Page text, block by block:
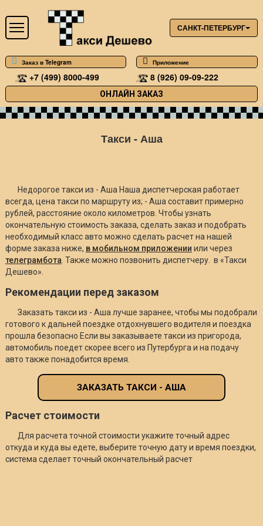
САНКТ-ПЕТЕРБУРГ
Заказ в Telegram Приложение
+7 (499) 8000-499 8 (926) 09-09-222
ОНЛАЙН ЗАКАЗ
Такси - Аша
Недорогое такси из - Аша Наша диспетчерская работает
всегда, цена такси по маршруту из; - Аша составит примерно
рублей, расстояние около километров. Чтобы узнать
окончательную стоимость заказа, сделать заказ и подобрать
необходимый класс авто можно сделать расчет на нашей
форме заказа ниже, в мобильном приложении или через
телеграмбота. Также можно позвонить диспетчеру. в «Такси
Дешево».
Рекомендации перед заказом
Заказать такси из - Аша лучше заранее, чтобы мы подобрали
готового к дальней поездке отдохнувшего водителя и поездка
прошла безопасно Если вы заказываете такси из пригорода,
автомобиль поедет скорее всего из Путербурга и на подачу
авто также понадобится время.
ЗАКАЗАТЬ ТАКСИ - АША
Расчет стоимости
Для расчета точной стоимости укажите точный адрес
откуда и куда вы едете, выберите точную дату и время поездки,
система сделает точный окончательный расчет